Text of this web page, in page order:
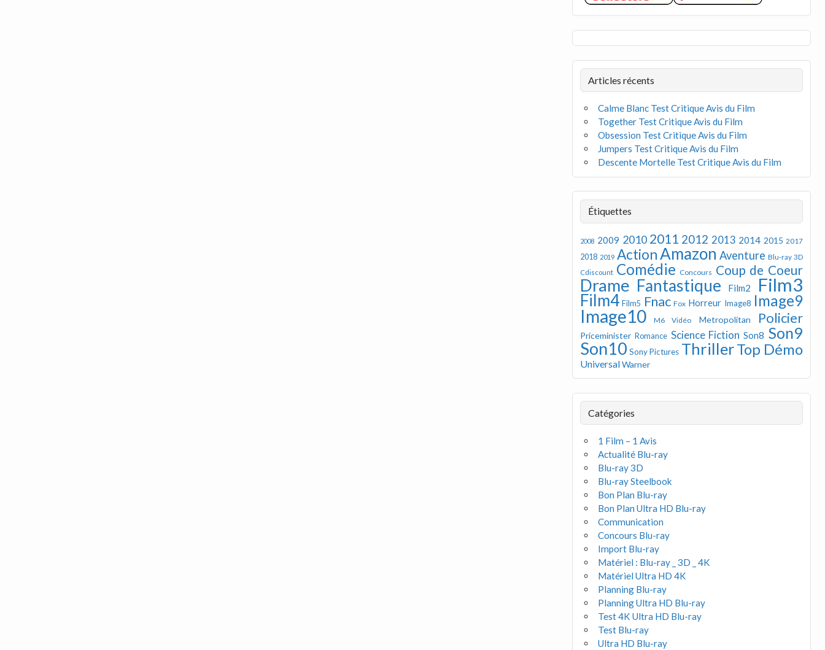
Articles récents
Calme Blanc Test Critique Avis du Film
Together Test Critique Avis du Film
Obsession Test Critique Avis du Film
Jumpers Test Critique Avis du Film
Descente Mortelle Test Critique Avis du Film
Étiquettes
2008 2009 2010 2011 2012 2013 2014 2015 2017
2018 2019 ActionAmazon Aventure Blu-ray 3D
Cdiscount Comédie Concours Coup de Coeur
Drame Fantastique Film2 Film3
Film4 Film5 Fnac Fox Horreur Image8 Image9
Image10 M6 Vidéo Metropolitan Policier
Priceminister Romance Science Fiction Son8 Son9
Son10 Sony Pictures ThrillerTop Démo
UniversalWarner
Catégories
1 Film – 1 Avis
Actualité Blu-ray
Blu-ray 3D
Blu-ray Steelbook
Bon Plan Blu-ray
Bon Plan Ultra HD Blu-ray
Communication
Concours Blu-ray
Import Blu-ray
Matériel : Blu-ray _ 3D _ 4K
Matériel Ultra HD 4K
Planning Blu-ray
Planning Ultra HD Blu-ray
Test 4K Ultra HD Blu-ray
Test Blu-ray
Ultra HD Blu-ray